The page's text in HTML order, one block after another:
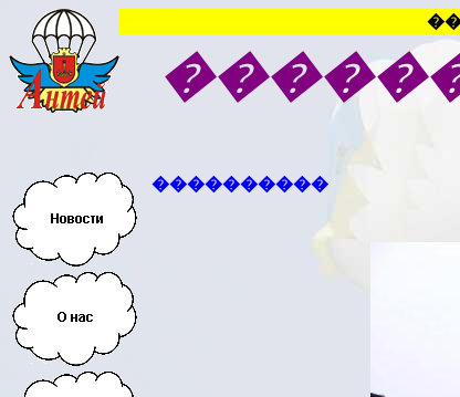
����������